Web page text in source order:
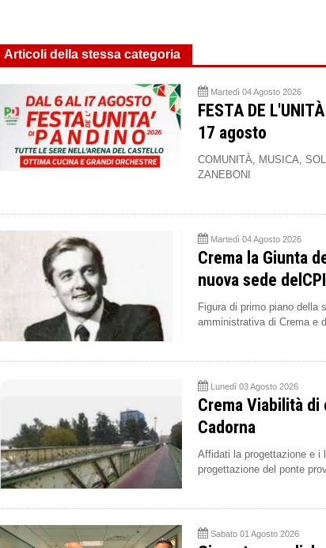
Articoli della stessa categoria
Martedì 04 Agosto 2026
FESTA DE
17 agosto
COMUNITÀ, MUSICA,
ZANEBONI
Martedì 04 Agosto 2026
Crema la Giunta
nuova sede
Figura di primo piano della
amministrativa di Crema e
Lunedì 03 Agosto 2026
Crema Viabilità
Cadorna
Affidati la progettazione e i
progettazione del ponte
Sabato 01 Agosto 2026